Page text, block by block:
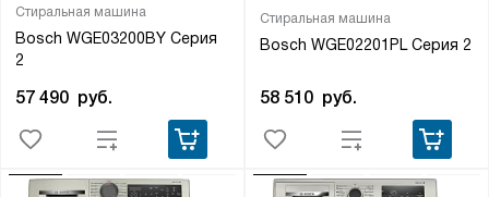
Стиральная машина
Bosch WGE03200BY Серия
2
57 490 руб.
Стиральная машина
Bosch WGE02201PL Серия 2
58 510 руб.